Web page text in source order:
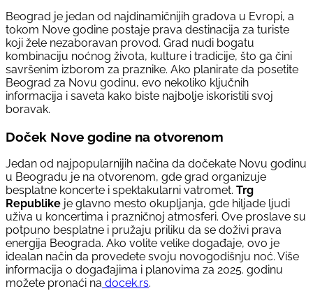
Beograd je jedan od najdinamičnijih gradova u Evropi, a
tokom Nove godine postaje prava destinacija za turiste
koji žele nezaboravan provod. Grad nudi bogatu
kombinaciju noćnog života, kulture i tradicije, što ga čini
savršenim izborom za praznike. Ako planirate da posetite
Beograd za Novu godinu, evo nekoliko ključnih
informacija i saveta kako biste najbolje iskoristili svoj
boravak.
Doček Nove godine na otvorenom
Jedan od najpopularnijih načina da dočekate Novu godinu
u Beogradu je na otvorenom, gde grad organizuje
besplatne koncerte i spektakularni vatromet. Trg
Republike je glavno mesto okupljanja, gde hiljade ljudi
uživa u koncertima i prazničnoj atmosferi. Ove proslave su
potpuno besplatne i pružaju priliku da se doživi prava
energija Beograda. Ako volite velike događaje, ovo je
idealan način da provedete svoju novogodišnju noć. Više
informacija o događajima i planovima za 2025. godinu
možete pronaći na docek.rs.